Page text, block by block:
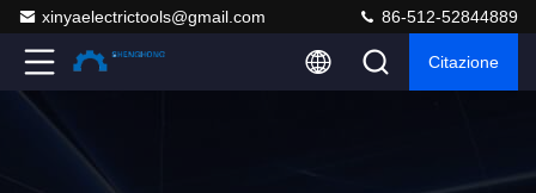
xinyaelectrictools@gmail.com 86-512-52844889
Citazione